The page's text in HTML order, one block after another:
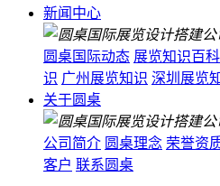
新闻中心
圆桌国际动态 展览知识百科
识 广州展览知识 深圳展览
关于圆桌
公司简介 圆桌理念 荣誉资
客户 联系圆桌